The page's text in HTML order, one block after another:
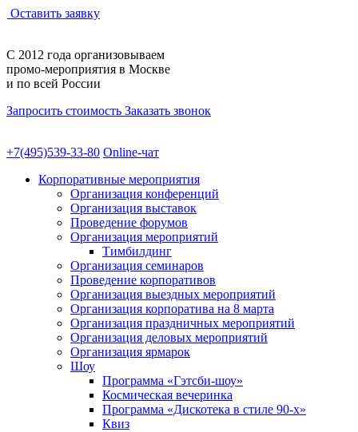
Оставить заявку
С 2012 года организовываем
промо-мероприятия в Москве
и по всей России
Запросить стоимость Заказать звонок
+7(495)539-33-80 Online-чат
Корпоративные мероприятия
Организация конференций
Организация выставок
Проведение форумов
Организация мероприятий
Тимбилдинг
Организация семинаров
Проведение корпоративов
Организация выездных мероприятий
Организация корпоратива на 8 марта
Организация праздничных мероприятий
Организация деловых мероприятий
Организация ярмарок
Шоу
Программа «Гэтсби-шоу»
Космическая вечеринка
Программа «Дискотека в стиле 90-х»
Квиз